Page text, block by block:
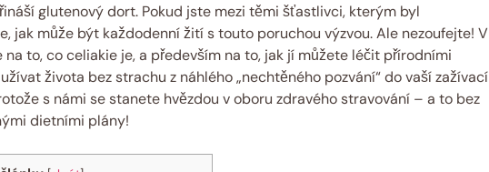
glutenový dort. Pokud jste​ mezi‌ těmi ⁣šťastlivci, kterým byl
jak může být každodenní žití s ​touto poruchou výzvou. ‌Ale nezoufejte! V
na ​to, co celiakie je, a především ‌na to, jak jí můžete léčit přírodními
života bez strachu z náhlého „nechtěného‍ pozvání“ do vaší zažívací
s námi se⁣ stanete hvězdou v oboru zdravého stravování – a to bez
dietními plány!